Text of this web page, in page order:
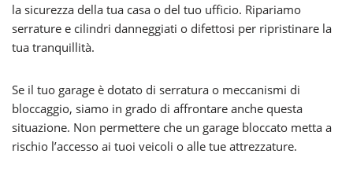
la sicurezza della tua casa o del tuo ufficio. Ripariamo
serrature e cilindri danneggiati o difettosi per ripristinare la
tua tranquillità.
Se il tuo garage è dotato di serratura o meccanismi di
bloccaggio, siamo in grado di affrontare anche questa
situazione. Non permettere che un garage bloccato metta a
rischio l’accesso ai tuoi veicoli o alle tue attrezzature.